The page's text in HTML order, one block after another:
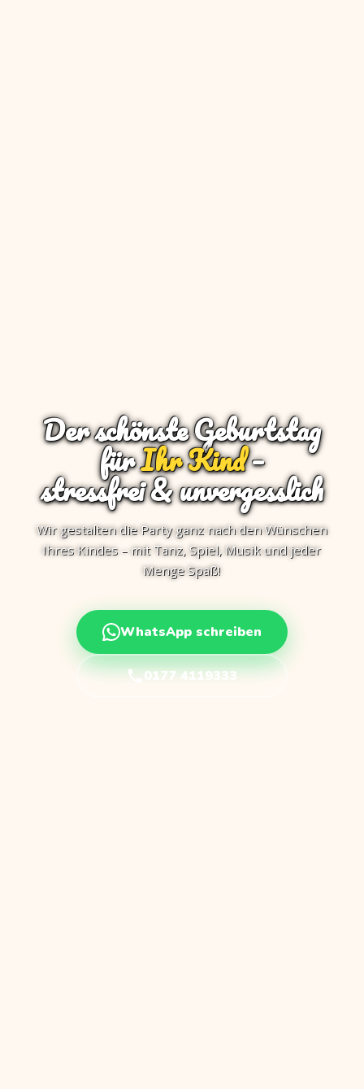
Der schönste Geburtstag
fürIhr Kind–
stressfrei & unvergesslich
Wir gestalten die Party ganz nach den Wünschen
Ihres Kindes – mit Tanz, Spiel, Musik und jeder
Menge Spaß!
WhatsApp schreiben
0177 4119333